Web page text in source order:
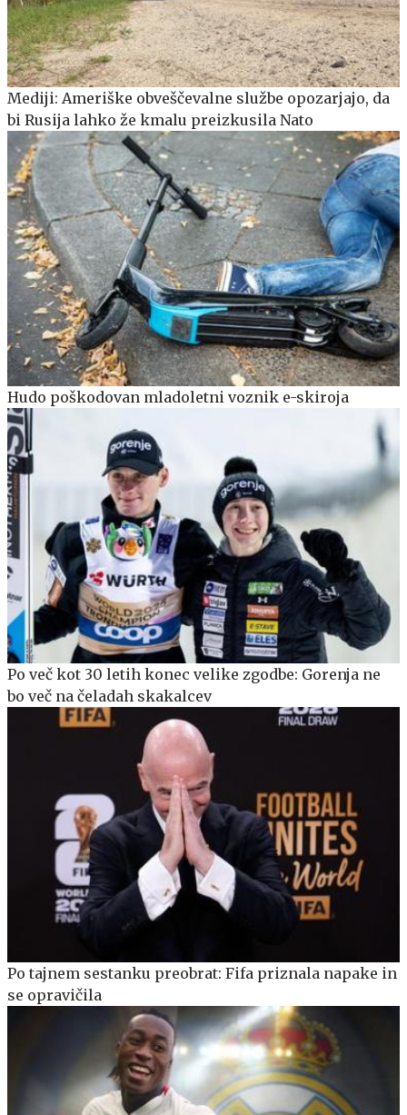
Mediji: Ameriške obveščevalne službe opozarjajo, da
bi Rusija lahko že kmalu preizkusila Nato
Hudo poškodovan mladoletni voznik e-skiroja
Po več kot 30 letih konec velike zgodbe: Gorenja ne
bo več na čeladah skakalcev
Po tajnem sestanku preobrat: Fifa priznala napake in
se opravičila